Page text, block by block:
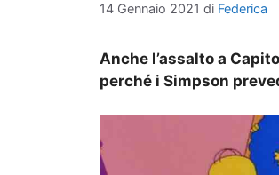
14 Gennaio 2021 di Federica
Anche l’assalto a
perché i Simpson